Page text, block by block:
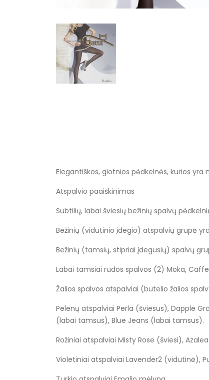
Elegantiškos, glotnios pėdkelnės, kurios
Atspalvio paaiškinimas
Subtilių, labai šviesių bežinių spalvų
Bežinių (vidutinio įdegio) atspalvių grupė
Bežinių (tamsių, stipriai įdegusių) spalvų
Labai tamsiai rudos spalvos (2) Moka,
Žalios spalvos atspalviai (butelio žalios
Pelenų atspalviai Perla (šviesus), Dapple
(labai tamsus), Blue Jeans (labai tamsus).
Rožiniai atspalviai Misty Rose (šviesi),
Violetiniai atspalviai Lavender2 (vidutinė),